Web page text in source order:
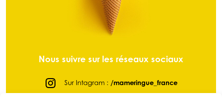
Nous suivre sur les réseaux sociaux
Sur Intagram : /mameringue_france